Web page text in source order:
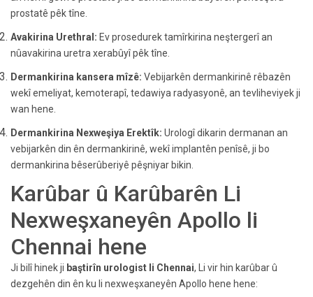
prostatê pêk tîne.
Avakirina Urethral: Ev prosedurek tamîrkirina neştergerî an
nûavakirina uretra xerabûyî pêk tîne.
Dermankirina kansera mîzê: Vebijarkên dermankirinê rêbazên
wekî emeliyat, kemoterapî, tedawiya radyasyonê, an tevliheviyek ji
wan hene.
Dermankirina Nexweşiya Erektîk: Urologî dikarin dermanan an
vebijarkên din ên dermankirinê, wekî implantên penîsê, ji bo
dermankirina bêserûberiyê pêşniyar bikin.
Karûbar û Karûbarên Li
Nexweşxaneyên Apollo li
Chennai hene
Ji bilî hinek ji baştirîn urologist li Chennai, Li vir hin karûbar û
dezgehên din ên ku li nexweşxaneyên Apollo hene hene: